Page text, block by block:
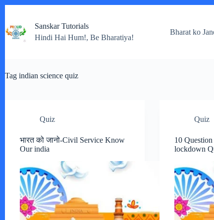
content
Sanskar Tutorials
Hindi Hai Hum!, Be Bharatiya!
Bharat ko
Tag indian science quiz
Quiz
भारत को जानो-Civil Service Know
Our india
Quiz
10
lockdown